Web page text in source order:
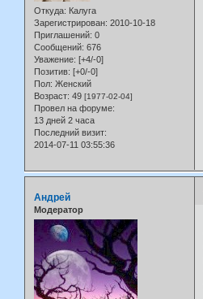
Откуда: Калуга
Зарегистрирован: 2010-10-18
Приглашений: 0
Сообщений: 676
Уважение: [+4/-0]
Позитив: [+0/-0]
Пол: Женский
Возраст: 49 [1977-02-04]
Провел на форуме:
13 дней 2 часа
Последний визит:
2014-07-11 03:55:36
Андрей
Модератор